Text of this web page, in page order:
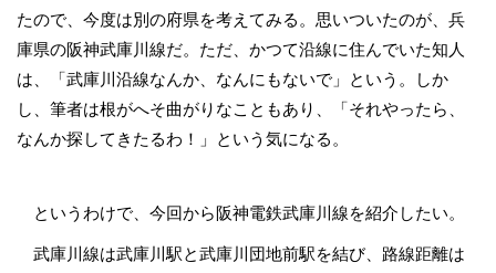
たので、今度は別の府県を考えてみる。思いついたのが、兵
庫県の阪神武庫川線だ。ただ、かつて沿線に住んでいた知人
は、「武庫川沿線なんか、なんにもないで」という。しか
し、筆者は根がへそ曲がりなこともあり、「それやったら、
なんか探してきたるわ！」という気になる。
というわけで、今回から阪神電鉄武庫川線を紹介したい。
武庫川線は武庫川駅と武庫川団地前駅を結び、路線距離は